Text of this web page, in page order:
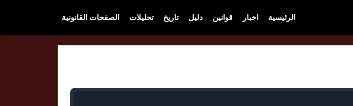
الرئيسية اخبار قوانين دليل تاريخ تحليلات الصفحات القانونية